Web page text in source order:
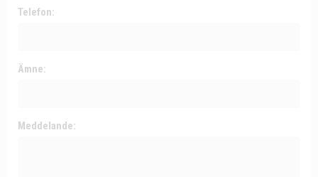
Telefon:
Ämne:
Meddelande: